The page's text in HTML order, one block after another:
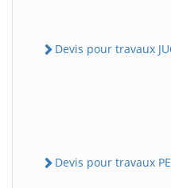
Devis pour travaux
Devis pour travaux